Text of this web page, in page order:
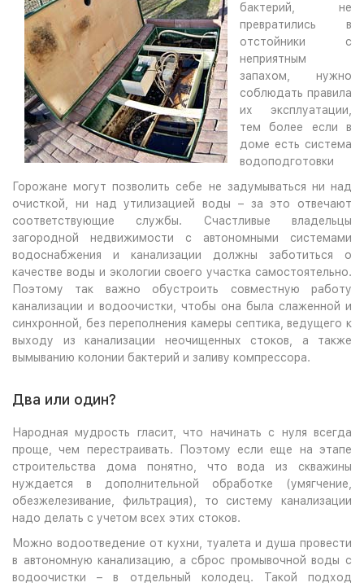
бактерий, не
превратились в
отстойники с
неприятным
запахом, нужно
соблюдать правила
их эксплуатации,
тем более если в
доме есть система
водоподготовки
Горожане могут позволить себе не задумываться ни над
очисткой, ни над утилизацией воды – за это отвечают
соответствующие службы. Счастливые владельцы
загородной недвижимости с автономными системами
водоснабжения и канализации должны заботиться о
качестве воды и экологии своего участка самостоятельно.
Поэтому так важно обустроить совместную работу
канализации и водоочистки, чтобы она была слаженной и
синхронной, без переполнения камеры септика, ведущего к
выходу из канализации неочищенных стоков, а также
вымыванию колонии бактерий и заливу компрессора.
Два или один?
Народная мудрость гласит, что начинать с нуля всегда
проще, чем перестраивать. Поэтому если еще на этапе
строительства дома понятно, что вода из скважины
нуждается в дополнительной обработке (умягчение,
обезжелезивание, фильтрация), то систему канализации
надо делать с учетом всех этих стоков.
Можно водоотведение от кухни, туалета и душа провести
в автономную канализацию, а сброс промывочной воды с
водоочистки – в отдельный колодец. Такой подход